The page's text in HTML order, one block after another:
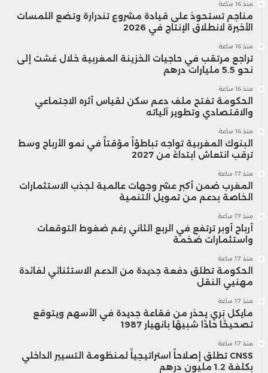
منذ 16 ساعة
مناجم تستحوذ على قيادة مشروع تندرارة وتضع اللمسات
الأخيرة لانطلاق الإنتاج في 2026
منذ 16 ساعة
تراجع مرتقب في حاجيات الخزينة المغربية خلال غشت إلى
نحو 5.5 مليارات درهم
منذ 16 ساعة
الحكومة تفتح ملف دعم سكن لقياس أثره الاجتماعي
والاقتصادي وتطوير آلياته
منذ 16 ساعة
البنوك المغربية تواجه تباطؤاً مؤقتاً في نمو الأرباح وسط
ترقب انتعاش ابتداءً من 2027
منذ 17 ساعة
المغرب ضمن أكبر عشر وجهات عالمية لجذب الاستثمارات
الخاصة بدعم من تمويل التنمية
منذ 17 ساعة
أرباح أوبر ترتفع في الربع الثاني رغم ضغوط التوقعات
واستثمارات ضخمة
منذ 17 ساعة
الحكومة تطلق دفعة جديدة من الدعم الاستثنائي لفائدة
مهنيي النقل
منذ 17 ساعة
مايكل بَري يحذر من فقاعة جديدة في الأسهم ويتوقع
تصحيحًا حادًا شبيهًا بانهيار 1987
منذ 17 ساعة
CNSS تطلق إصلاحاً استراتيجياً لمنظومة التسيير الداخلي
بكلفة 1.2 مليون درهم